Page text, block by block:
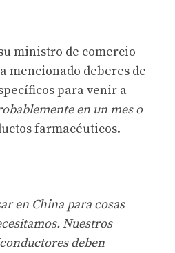
ministro de comercio
mencionado deberes de
para venir a
en un mes o
farmacéuticos.
en China para cosas
Nuestros
deben